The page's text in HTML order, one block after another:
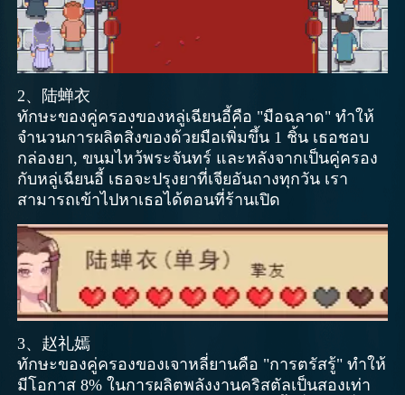
2、陆蝉衣
ทักษะของคู่ครองของหลู่เฉียนอี้คือ "มือฉลาด" ทำให้
จำนวนการผลิตสิ่งของด้วยมือเพิ่มขึ้น 1 ชิ้น เธอชอบ
กล่องยา, ขนมไหว้พระจันทร์ และหลังจากเป็นคู่ครอง
กับหลู่เฉียนอี้ เธอจะปรุงยาที่เจียอันถางทุกวัน เรา
สามารถเข้าไปหาเธอได้ตอนที่ร้านเปิด
3、赵礼嫣
ทักษะของคู่ครองของเจาหลี่ยานคือ "การตรัสรู้" ทำให้
มีโอกาส 8% ในการผลิตพลังงานคริสตัลเป็นสองเท่า